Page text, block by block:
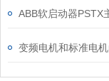
ABB软启动器PSTX
变频电机和标准电机